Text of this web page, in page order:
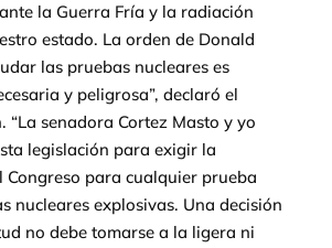
la Guerra Fría y la radiación
estado. La orden de Donald
las pruebas nucleares es
y peligrosa”, declaró el
“La senadora Cortez Masto y yo
legislación para exigir la
Congreso para cualquier prueba
nucleares explosivas. Una decisión
no debe tomarse a la ligera ni